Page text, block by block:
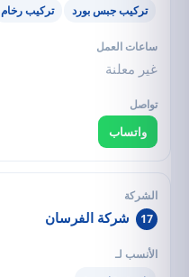
تركيب جبس بورد تركيب رخام
غير معلنة
واتساب
17 شركة الفرسان